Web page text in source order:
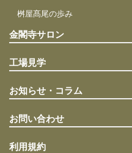
桝屋髙尾の歩み
金閣寺サロン
工場見学
お知らせ・コラム
お問い合わせ
利用規約